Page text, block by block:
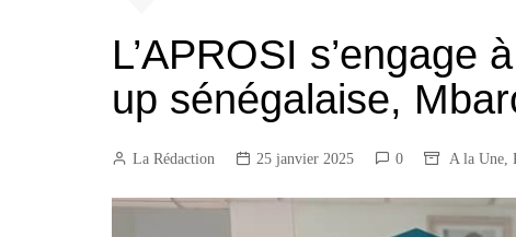
Agriculture/Elevage
Arts et Industries Créatives
Energie/Environnement
Construction/BTP
Services marchands
L’APROSI s’engage
up sénégalaise,
La Rédaction 25 janvier 2025 0 A la Une